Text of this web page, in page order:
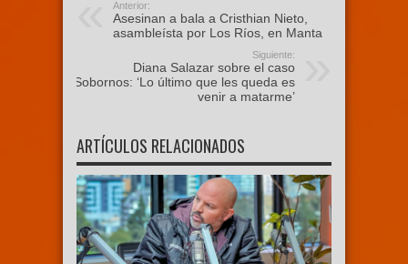
Anterior:
Asesinan a bala a Cristhian Nieto,
asambleísta por Los Ríos, en Manta
Siguiente:
Diana Salazar sobre el caso
Sobornos: ‘Lo último que les queda es
venir a matarme’
ARTÍCULOS RELACIONADOS